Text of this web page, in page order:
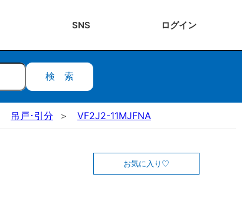
SNS ログイン
検索
吊戸･引分 VF2J2-11MJFNA
お気に入り